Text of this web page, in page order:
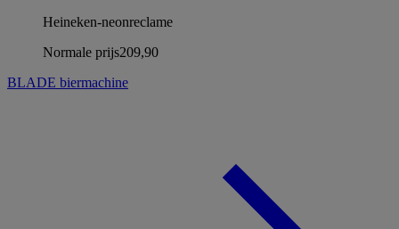
Heineken-neonreclame
Normale prijs209,90
BLADE biermachine